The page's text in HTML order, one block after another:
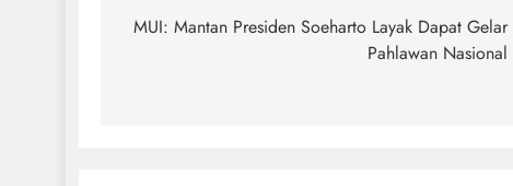
navigation
MUI: Mantan Presiden Soeharto Layak Dapat Gelar
Pahlawan Nasional